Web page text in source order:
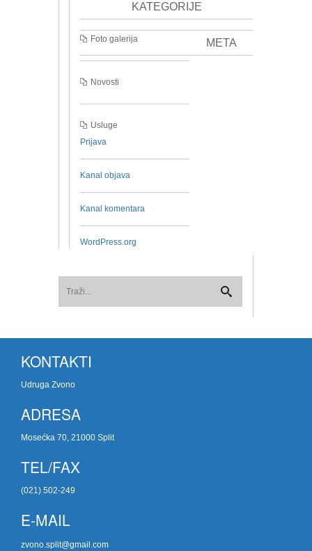
KATEGORIJE
Foto galerija
Novosti
Usluge
META
Prijava
Kanal objava
Kanal komentara
WordPress.org
KONTAKTI
Udruga Zvono
ADRESA
Mosećka 70, 21000 Split
TEL/FAX
(021) 502-249
E-MAIL
zvono.split@gmail.com